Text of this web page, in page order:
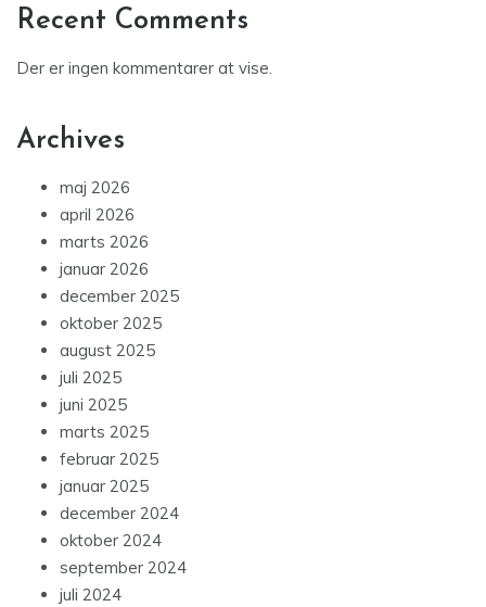
Recent Comments
Der er ingen kommentarer at vise.
Archives
maj 2026
april 2026
marts 2026
januar 2026
december 2025
oktober 2025
august 2025
juli 2025
juni 2025
marts 2025
februar 2025
januar 2025
december 2024
oktober 2024
september 2024
juli 2024